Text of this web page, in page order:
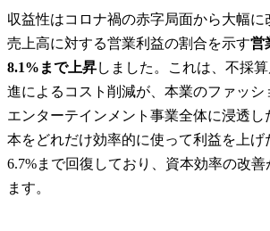
収益性はコロナ禍の赤字局面から大幅に
売上高に対する営業利益の割合を示す営
8.1%まで上昇しました。これは、不採
進によるコスト削減が、本業のファッシ
エンターテインメント事業全体に浸透し
本をどれだけ効率的に使って利益を上げ
6.7%まで回復しており、資本効率の改
ます。